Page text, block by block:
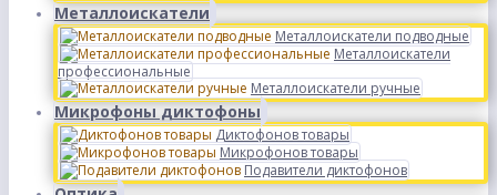
Металлоискатели
Металлоискатели подводные
Металлоискатели
профессиональные
Металлоискатели ручные
Микрофоны диктофоны
Диктофонов товары
Микрофонов товары
Подавители диктофонов